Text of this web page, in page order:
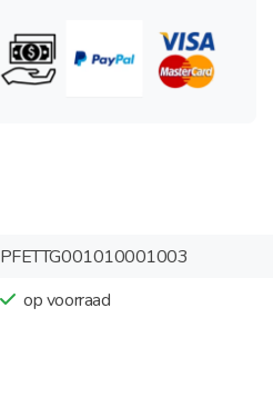
PFETTG001010001003
op voorraad